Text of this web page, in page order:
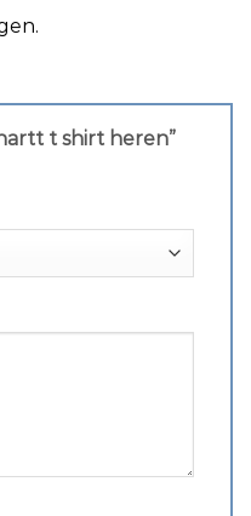
t shirt heren”